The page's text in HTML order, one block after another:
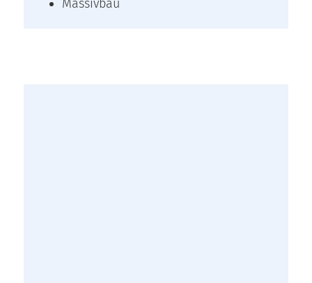
Massivbau